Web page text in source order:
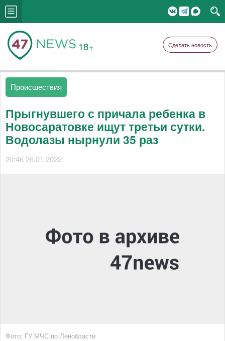
18+ Сделать новость
Происшествия
Прыгнувшего с причала ребенка в
Новосаратовке ищут третьи сутки.
Водолазы нырнули 35 раз
20:46 26.01.2022
Фото: ГУ МЧС по Ленобласти